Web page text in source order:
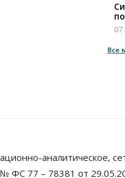
07
Все
аналитическое,
ФС 77 – 78381 от